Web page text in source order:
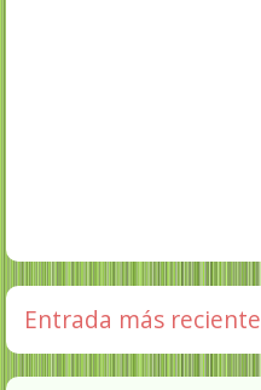
Entrada más reciente